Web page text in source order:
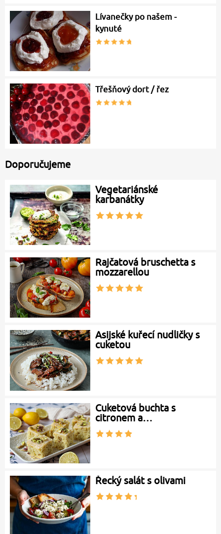
Lívanečky po našem -
kynuté
Třešňový dort / řez
Doporučujeme
Vegetariánské
karbanátky
Rajčatová bruschetta s
mozzarellou
Asijské kuřecí nudličky s
cuketou
Cuketová buchta s
citronem a…
Řecký salát s olivami